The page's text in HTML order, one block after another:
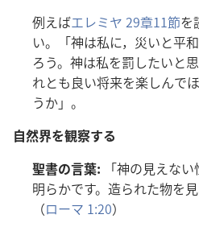
例えばエレミヤ 29章11節を
い。「神は私に， 災いと平和
ろう。 神は私を罰したいと思
れとも 良い将来を楽しんで
うか」。
自然界を観察する
聖書の言葉: 「神の見えない
明らかです。 造られた物を 見
（ローマ 1:20）